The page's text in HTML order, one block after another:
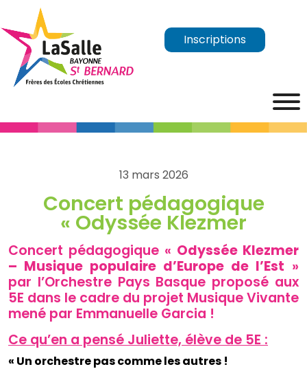
Inscriptions
13 mars 2026
Concert pédagogique
« Odyssée Klezmer
Concert pédagogique « Odyssée Klezmer
– Musique populaire d’Europe de l’Est »
par l’Orchestre Pays Basque proposé aux
5E dans le cadre du projet Musique Vivante
mené par Emmanuelle Garcia !
Ce qu’en a pensé Juliette, élève de 5E :
« Un orchestre pas comme les autres !